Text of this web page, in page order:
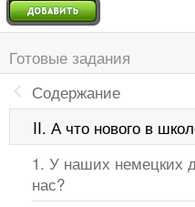
Готовые задания
Содержание
II. А что нового в
1. У наших немецких
нас?